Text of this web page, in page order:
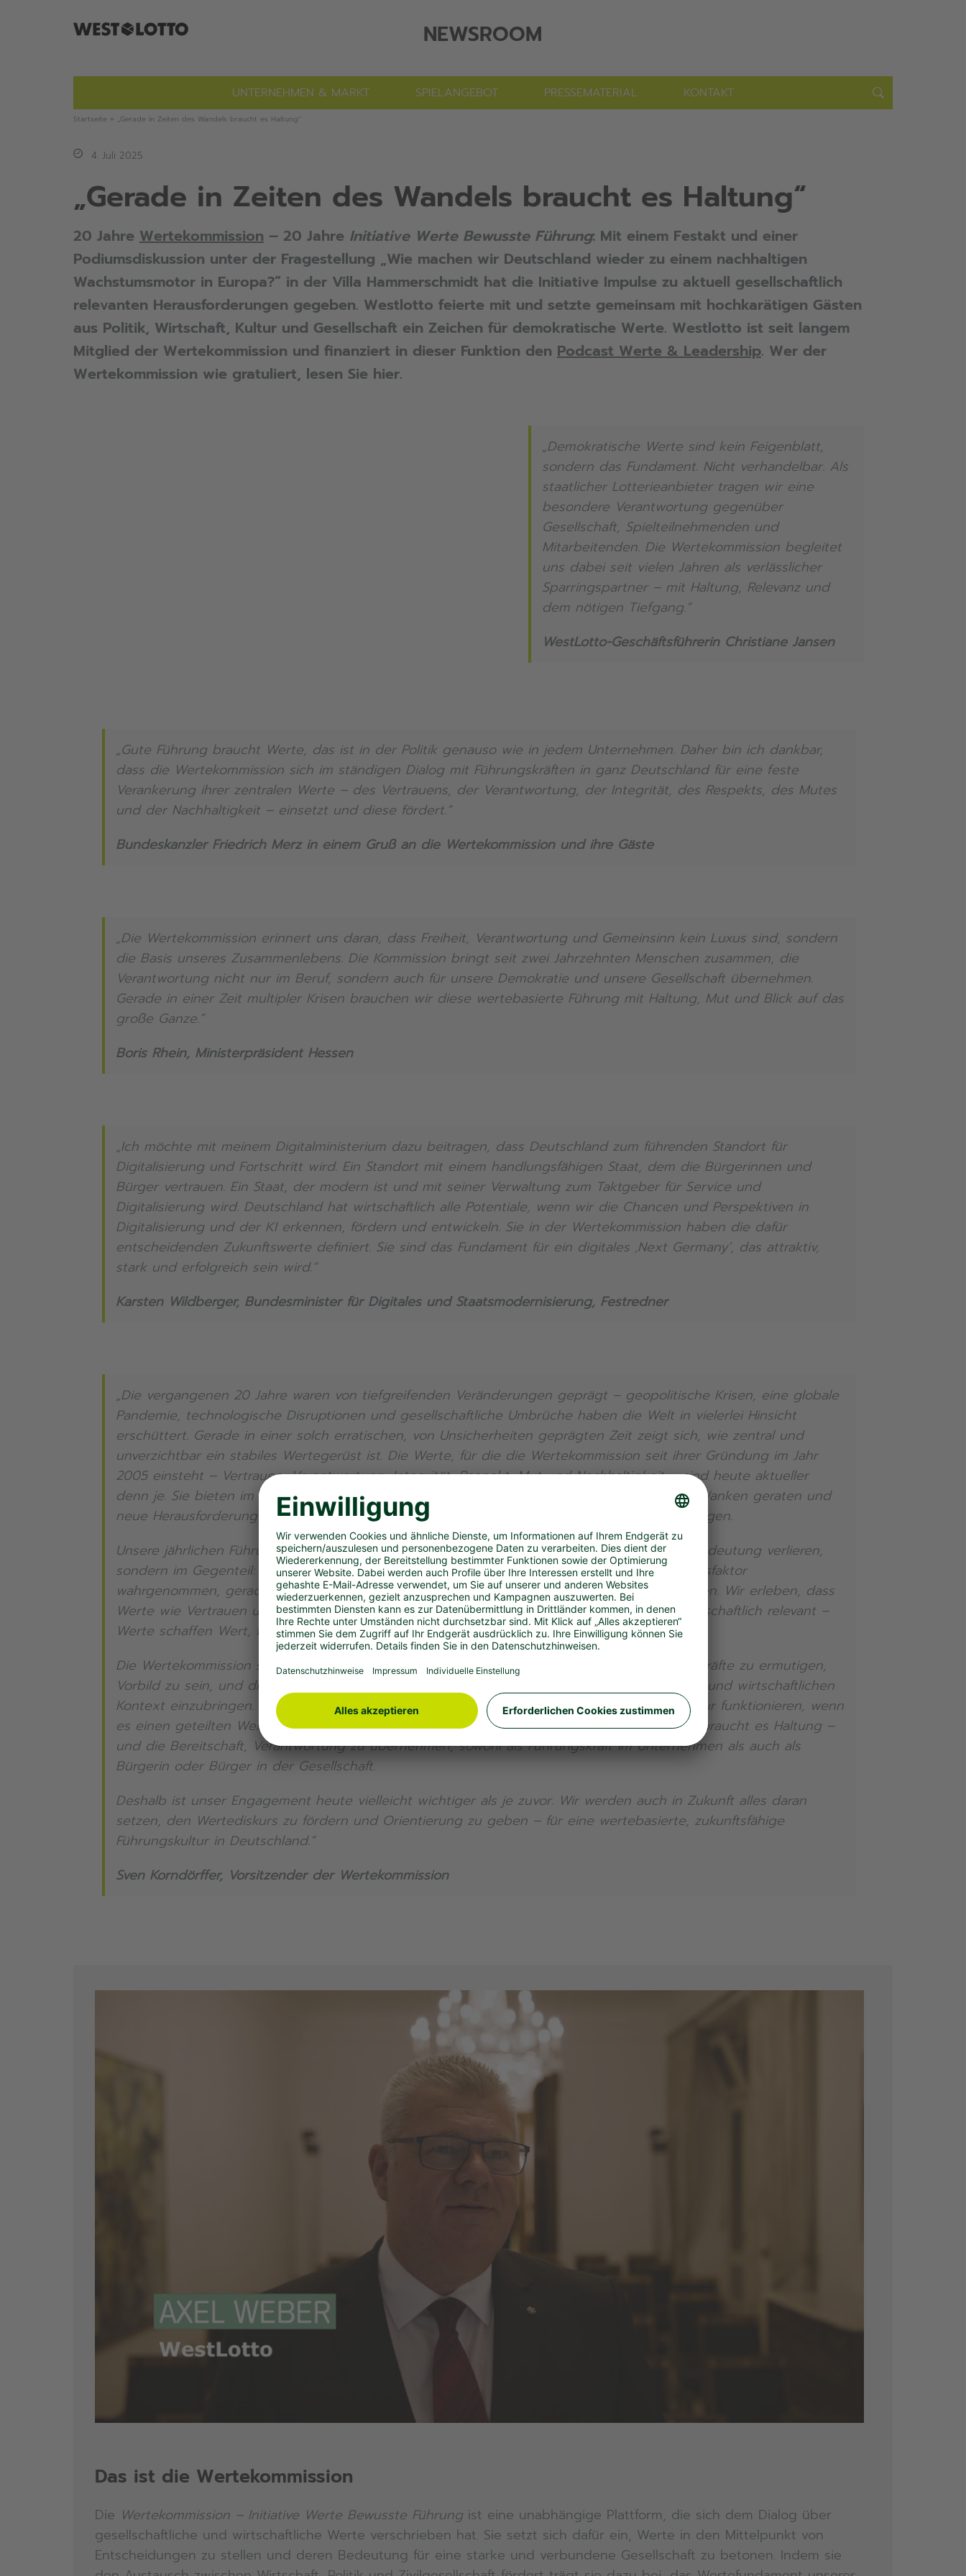
NEWSROOM
UNTERNEHMEN & MARKT SPIELANGEBOT PRESSEMATERIAL KONTAKT
Startseite » „Gerade in Zeiten des Wandels braucht es Haltung“
4. Juli 2025
„Gerade in Zeiten des Wandels braucht es Haltung“
20 Jahre Wertekommission– 20 Jahre Initiative Werte Bewusste Führung: Mit einem Festakt und einer
Podiumsdiskussion unter der Fragestellung „Wie machen wir Deutschland wieder zu einem nachhaltigen
Wachstumsmotor in Europa?“ in der Villa Hammerschmidt hat die Initiative Impulse zu aktuell gesellschaftlich
relevanten Herausforderungen gegeben. Westlotto feierte mit und setzte gemeinsam mit hochkarätigen Gästen
aus Politik, Wirtschaft, Kultur und Gesellschaft ein Zeichen für demokratische Werte. Westlotto ist seit langem
Mitglied der Wertekommission und finanziert in dieser Funktion den Podcast Werte & Leadership. Wer der
Wertekommission wie gratuliert, lesen Sie hier.
„Demokratische Werte sind kein Feigenblatt,
sondern das Fundament. Nicht verhandelbar. Als
staatlicher Lotterieanbieter tragen wir eine
besondere Verantwortung gegenüber
Gesellschaft, Spielteilnehmenden und
Mitarbeitenden. Die Wertekommission begleitet
uns dabei seit vielen Jahren als verlässlicher
Sparringspartner – mit Haltung, Relevanz und
dem nötigen Tiefgang.“
WestLotto-Geschäftsführerin Christiane Jansen
„Gute Führung braucht Werte, das ist in der Politik genauso wie in jedem Unternehmen. Daher bin ich dankbar,
dass die Wertekommission sich im ständigen Dialog mit Führungskräften in ganz Deutschland für eine feste
Verankerung ihrer zentralen Werte – des Vertrauens, der Verantwortung, der Integrität, des Respekts, des Mutes
und der Nachhaltigkeit – einsetzt und diese fördert.“
Bundeskanzler Friedrich Merz in einem Gruß an die Wertekommission und ihre Gäste
„Die Wertekommission erinnert uns daran, dass Freiheit, Verantwortung und Gemeinsinn kein Luxus sind, sondern
die Basis unseres Zusammenlebens. Die Kommission bringt seit zwei Jahrzehnten Menschen zusammen, die
Verantwortung nicht nur im Beruf, sondern auch für unsere Demokratie und unsere Gesellschaft übernehmen.
Gerade in einer Zeit multipler Krisen brauchen wir diese wertebasierte Führung mit Haltung, Mut und Blick auf das
große Ganze.”
Boris Rhein, Ministerpräsident Hessen
„Ich möchte mit meinem Digitalministerium dazu beitragen, dass Deutschland zum führenden Standort für
Digitalisierung und Fortschritt wird. Ein Standort mit einem handlungsfähigen Staat, dem die Bürgerinnen und
Bürger vertrauen. Ein Staat, der modern ist und mit seiner Verwaltung zum Taktgeber für Service und
Digitalisierung wird. Deutschland hat wirtschaftlich alle Potentiale, wenn wir die Chancen und Perspektiven in
Digitalisierung und der KI erkennen, fördern und entwickeln. Sie in der Wertekommission haben die dafür
entscheidenden Zukunftswerte definiert. Sie sind das Fundament für ein digitales ‚Next Germany‘, das attraktiv,
stark und erfolgreich sein wird.“
Karsten Wildberger, Bundesminister für Digitales und Staatsmodernisierung, Festredner
„Die vergangenen 20 Jahre waren von tiefgreifenden Veränderungen geprägt – geopolitische Krisen, eine globale
Pandemie, technologische Disruptionen und gesellschaftliche Umbrüche haben die Welt in vielerlei Hinsicht
erschüttert. Gerade in einer solch erratischen, von Unsicherheiten geprägten Zeit zeigt sich, wie zentral und
unverzichtbar ein stabiles Wertegerüst ist. Die Werte, für die die Wertekommission seit ihrer Gründung im Jahr
2005 einsteht – Vertrauen, Verantwortung, Integrität, Respekt, Mut und Nachhaltigkeit – sind heute aktueller
denn je. Sie bieten im Unternehmensalltag Orientierung und Halt, wo alte Gewissheiten ins Wanken geraten und
neue Herausforderungen schnelle, aber dennoch verantwortungsvolle Entscheidungen verlangen.
Unsere jährlichen Führungskräftebefragungen bestätigen, dass diese Werte nicht etwa an Bedeutung verlieren,
sondern im Gegenteil: Sie werden von Führungskräften in Deutschland als struktureller Erfolgsfaktor
wahrgenommen, gerade auch im digitalen Wandel und angesichts wachsender Unsicherheiten. Wir erleben, dass
Werte wie Vertrauen und Integrität nicht nur moralische Leitplanken sind, sondern auch wirtschaftlich relevant –
Werte schaffen Wert, fördern Innovation und sichern nachhaltigen Unternehmenserfolg.
Die Wertekommission sieht ihre Aufgabe darin, diesen Diskurs lebendig zu halten, Führungskräfte zu ermutigen,
Vorbild zu sein, und die Bedeutung von Werten immer wieder neu in den gesellschaftlichen und wirtschaftlichen
Kontext einzubringen. Denn eine freiheitliche, demokratische Gesellschaft wie unsere kann nur funktionieren, wenn
es einen geteilten Wertekonsens gibt, der auch gelebt wird. Gerade in Zeiten des Wandels braucht es Haltung –
und die Bereitschaft, Verantwortung zu übernehmen, sowohl als Führungskraft im Unternehmen als auch als
Bürgerin oder Bürger in der Gesellschaft.
Deshalb ist unser Engagement heute vielleicht wichtiger als je zuvor. Wir werden auch in Zukunft alles daran
setzen, den Wertediskurs zu fördern und Orientierung zu geben – für eine wertebasierte, zukunftsfähige
Führungskultur in Deutschland.“
Sven Korndörffer, Vorsitzender der Wertekommission
Das ist die Wertekommission
Die Wertekommission – Initiative Werte Bewusste Führungist eine unabhängige Plattform, die sich dem Dialog über
gesellschaftliche und wirtschaftliche Werte verschrieben hat. Sie setzt sich dafür ein, Werte in den Mittelpunkt von
Entscheidungen zu stellen und deren Bedeutung für eine starke und verbundene Gesellschaft zu betonen. Indem sie